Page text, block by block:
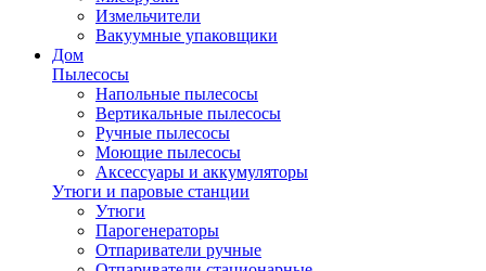
Измельчители
Вакуумные упаковщики
Дом
Пылесосы
Напольные пылесосы
Вертикальные пылесосы
Ручные пылесосы
Моющие пылесосы
Аксессуары и аккумуляторы
Утюги и паровые станции
Утюги
Парогенераторы
Отпариватели ручные